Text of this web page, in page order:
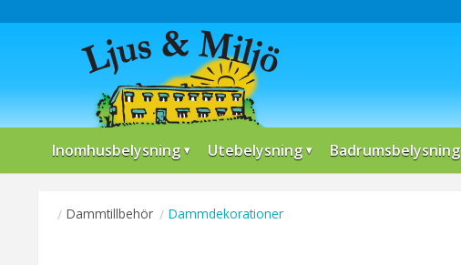
Inomhusbelysning Utebelysning Badrumsbelysning
Dammtillbehör Dammdekorationer